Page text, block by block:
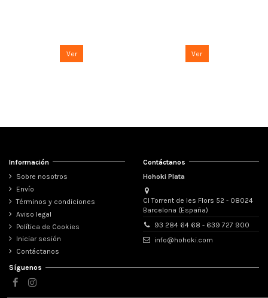
Ver Ver
Información
Sobre nosotros
Envío
Términos y condiciones
Aviso legal
Política de Cookies
Iniciar sesión
Contáctanos
Contáctanos
Hohoki Plata
Cl Torrent de les Flors 52 - 08024
Barcelona (España)
93 284 64 68 - 639 727 900
info@hohoki.com
Síguenos